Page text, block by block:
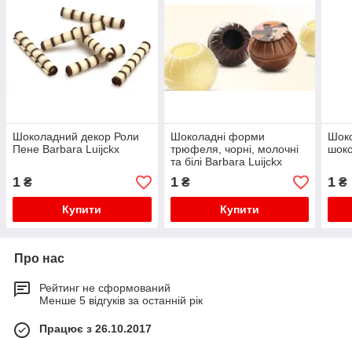
Шоколадний декор Роли
Пене Barbara Luijckx
1 ₴
Купити
Шоколадні форми
трюфеля, чорні, молочні
та білі Barbara Luijckx
1₴
Купити
1 ₴
Про нас
Рейтинг не сформований
Менше 5 відгуків за останній рік
Працює з 26.10.2017